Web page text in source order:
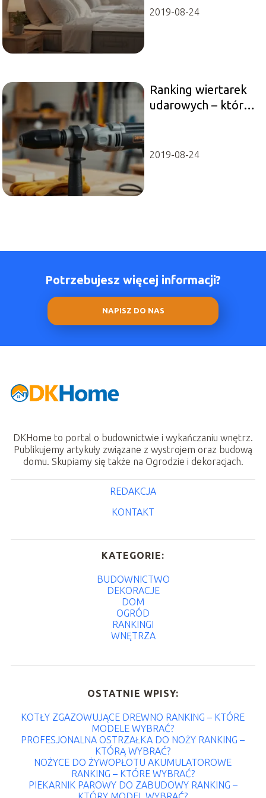
2019-08-24
Ranking wiertarek
udarowych – które
2019-08-24
Potrzebujesz więcej informacji?
NAPISZ DO NAS
DKHome to portal o budownictwie i wykańczaniu wnętrz.
Publikujemy artykuły związane z wystrojem oraz budową
domu. Skupiamy się także na Ogrodzie i dekoracjach.
REDAKCJA
KONTAKT
KATEGORIE:
BUDOWNICTWO
DEKORACJE
DOM
OGRÓD
RANKINGI
WNĘTRZA
OSTATNIE WPISY:
KOTŁY ZGAZOWUJĄCE DREWNO RANKING – KTÓRE
MODELE WYBRAĆ?
PROFESJONALNA OSTRZAŁKA DO NOŻY RANKING –
KTÓRĄ WYBRAĆ?
NOŻYCE DO ŻYWOPŁOTU AKUMULATOROWE
RANKING – KTÓRE WYBRAĆ?
PIEKARNIK PAROWY DO ZABUDOWY RANKING –